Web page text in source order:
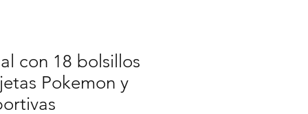
con 18 bolsillos
Pokemon y